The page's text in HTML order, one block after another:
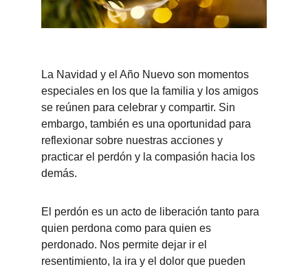
La Navidad y el Año Nuevo son momentos
especiales en los que la familia y los amigos
se reúnen para celebrar y compartir. Sin
embargo, también es una oportunidad para
reflexionar sobre nuestras acciones y
practicar el perdón y la compasión hacia los
demás.
El perdón es un acto de liberación tanto para
quien perdona como para quien es
perdonado. Nos permite dejar ir el
resentimiento, la ira y el dolor que pueden